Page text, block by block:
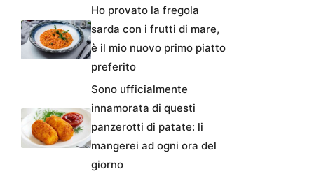
Ho provato la fregola
sarda con i frutti di mare,
è il mio nuovo primo piatto
preferito
Sono ufficialmente
innamorata di questi
panzerotti di patate: li
mangerei ad ogni ora del
giorno